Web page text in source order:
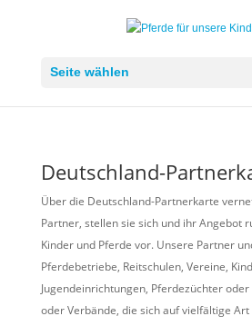
Seite wählen
Deutschland-
Über die Deutschland-Partnerkarte
Partner, stellen sie sich und ihr Angebot
Kinder und Pferde vor. Unsere Partner
Pferdebetriebe, Reitschulen, Vereine,
Jugendeinrichtungen, Pferdezüchter
oder Verbände, die sich auf vielfältige